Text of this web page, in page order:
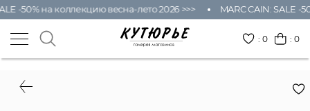
-50% на коллекцию весна-лето 2026 >>> MARC CAIN: SALE -
:0 : 0